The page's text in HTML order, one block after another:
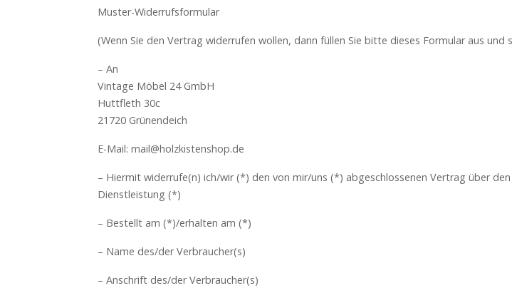
Muster-Widerrufsformular
(Wenn Sie den Vertrag widerrufen wollen, dann füllen Sie bitte dieses Formular aus und
– An
Vintage Möbel 24 GmbH
Huttfleth 30c
21720 Grünendeich
E-Mail: mail@holzkistenshop.de
– Hiermit widerrufe(n) ich/wir (*) den von mir/uns (*) abgeschlossenen Vertrag über
Dienstleistung (*)
– Bestellt am (*)/erhalten am (*)
– Name des/der Verbraucher(s)
– Anschrift des/der Verbraucher(s)